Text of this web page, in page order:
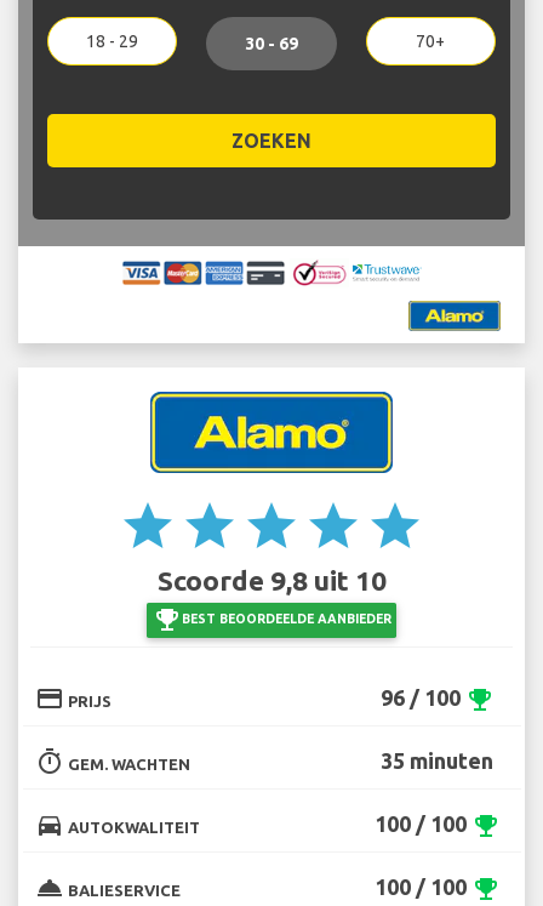
18 - 29 30 - 69 70+
ZOEKEN
star star star star star
Scoorde 9,8 uit 10
emoji_events BEST BEOORDEELDE AANBIEDER
credit_card PRIJS 96 / 100 emoji_events
timer GEM. WACHTEN 35 minuten
directions_car AUTOKWALITEIT 100 / 100 emoji_events
room_service BALIESERVICE 100 / 100 emoji_events